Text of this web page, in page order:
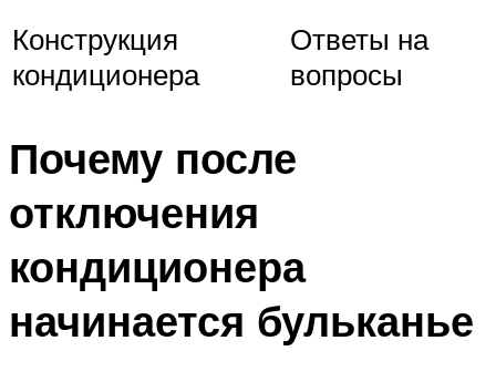
Конструкция
кондиционера
Ответы на
вопросы
Почему после
отключения
кондиционера
начинается бульканье